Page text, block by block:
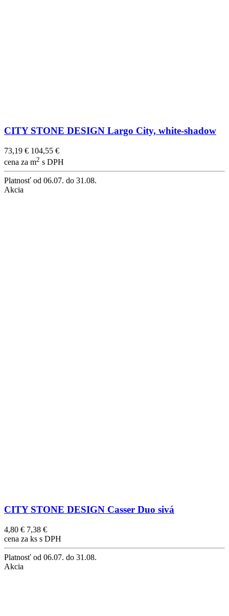
CITY STONE DESIGN Largo City, white-shadow
73,19 € 104,55 €
cena za m2 s DPH
Platnosť od 06.07. do 31.08.
Akcia
CITY STONE DESIGN Casser Duo sivá
4,80 € 7,38 €
cena za ks s DPH
Platnosť od 06.07. do 31.08.
Akcia